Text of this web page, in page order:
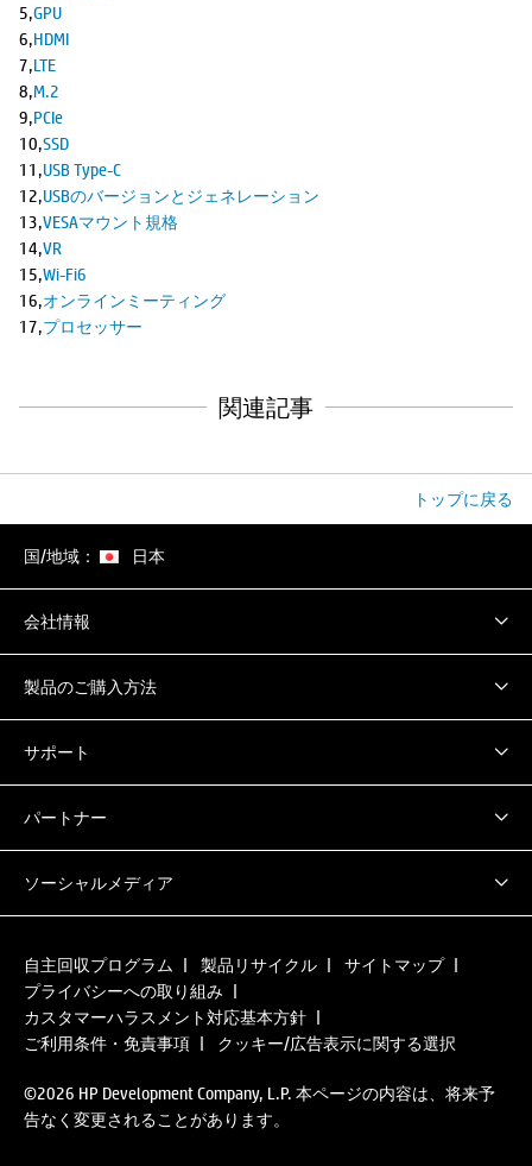
5,GPU
6,HDMI
7,LTE
8,M.2
9,PCIe
10,SSD
11,USB Type-C
12,USBのバージョンとジェネレーション
13,VESAマウント規格
14,VR
15,Wi-Fi6
16,オンラインミーティング
17,プロセッサー
関連記事
トップに戻る
国/地域： 日本
会社情報
製品のご購入方法
サポート
パートナー
ソーシャルメディア
自主回収プログラム 製品リサイクル
サイトマップ
プライバシーへの取り組み
カスタマーハラスメント対応基本方針
ご利用条件・免責事項
クッキー/広告表示に関する選択
©2026 HP Development Company, L.P. 本ページの内容は、将来予
告なく変更されることがあります。